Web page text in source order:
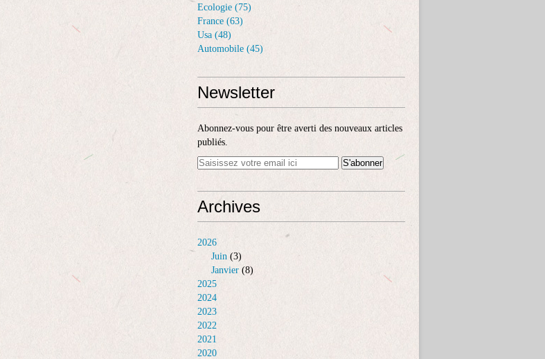
Ecologie (75)
France (63)
Usa (48)
Automobile (45)
Newsletter
Abonnez-vous pour être averti des nouveaux articles
publiés.
Archives
2026
Juin (3)
Janvier (8)
2025
2024
2023
2022
2021
2020